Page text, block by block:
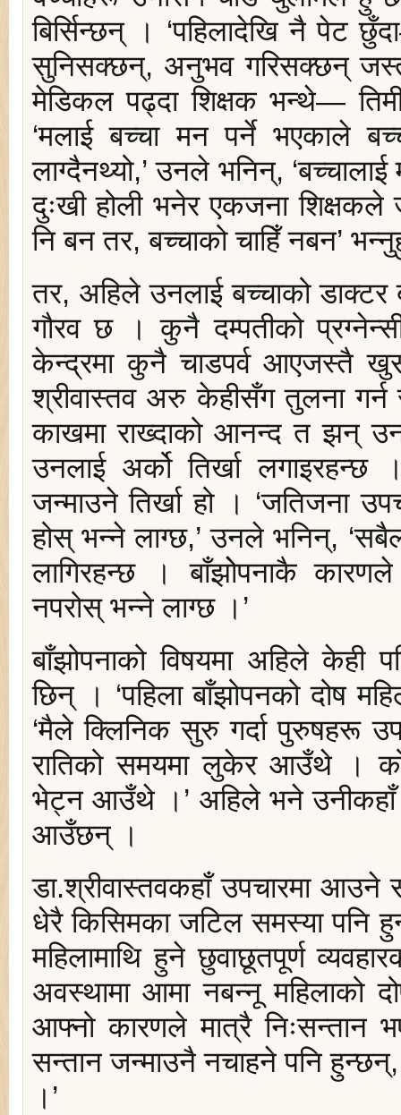
बिर्सिन्छन् । ‘पहिलादेखि नै पेट
सुनिसक्छन्, अनुभव गरिसक्छन्
मेडिकल पढ्दा शिक्षक भन्थे—
‘मलाई बच्चा मन पर्ने भएकाले
लाग्दैनथ्यो,’ उनले भनिन्, ‘बच्चालाई
दुःखी होली भनेर एकजना
नि बन तर, बच्चाको चाहिँ नबन’
तर, अहिले उनलाई बच्चाको डाक्टर
गौरव छ । कुनै दम्पतीको
केन्द्रमा कुनै चाडपर्व आएजस्तै
श्रीवास्तव अरु केहीसँग तुलना गर्न
काखमा राख्दाको आनन्द त झन्
उनलाई अर्को तिर्खा
जन्माउने तिर्खा हो । ‘जतिजना
होस् भन्ने लाग्छ,’ उनले भनिन्,
लागिरहन्छ । बाँझोेपनाकै
नपरोस् भन्ने लाग्छ ।’
बाँझोपनाको विषयमा अहिले
छिन् । ‘पहिला बाँझोपनको दोष
‘मैले क्लिनिक सुरु गर्दा पुरुषहरू
रातिको समयमा लुकेर आउँथे ।
भेट्न आउँथे ।’ अहिले भने उनीकहाँ
आउँछन् ।
डा.श्रीवास्तवकहाँ उपचारमा
धेरै किसिमका जटिल समस्या पनि
महिलामाथि हुने छुवाछूतपूर्ण
अवस्थामा आमा नबन्नू महिलाको
आफ्नो कारणले मात्रै निःसन्तान
सन्तान जन्माउनै नचाहने पनि हुन्छन्,
।’